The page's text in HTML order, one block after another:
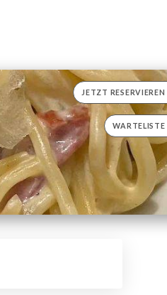
JETZT RESERVIEREN
WARTELISTE